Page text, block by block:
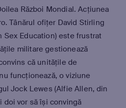
Război Mondial. Acțiunea
Tânărul ofițer David Stirling
Sex Education) este frustrat
militare gestionează
că unitățile de
funcționează, o viziune
Jock Lewes (Alfie Allen, din
doi vor să își convingă